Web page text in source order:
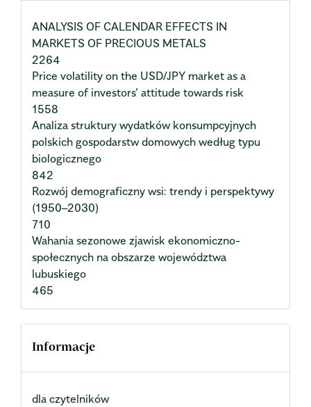
ANALYSIS OF CALENDAR EFFECTS IN
MARKETS OF PRECIOUS METALS
2264
Price volatility on the USD/JPY market as a
measure of investors’ attitude towards risk
1558
Analiza struktury wydatków konsumpcyjnych
polskich gospodarstw domowych według typu
biologicznego
842
Rozwój demograficzny wsi: trendy i perspektywy
(1950–2030)
710
Wahania sezonowe zjawisk ekonomiczno-
społecznych na obszarze województwa
lubuskiego
465
Informacje
dla czytelników